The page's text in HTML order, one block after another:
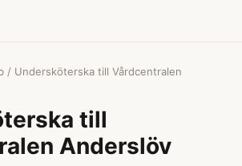
/ Undersköterska till Vårdcentralen
till
Anderslöv